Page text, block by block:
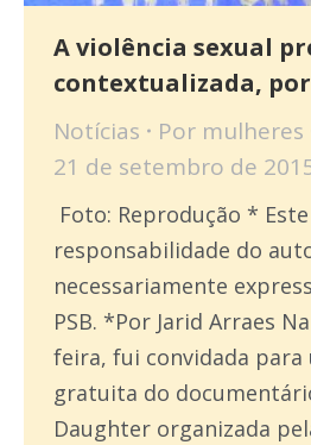
A violência sexual
contextualizada,
Notícias Por mulheres
21 de setembro de
Foto: Reprodução *
responsabilidade do
necessariamente
PSB. *Por Jarid Arraes
feira, fui convidada para
gratuita do
Daughter organizada